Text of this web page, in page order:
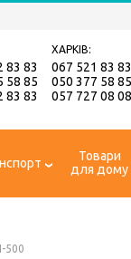
83 83
58 85
83 83
ХАРКІВ:
067 521 83 83
050 377 58 85
057 727 08 08
Товари
для дому
500